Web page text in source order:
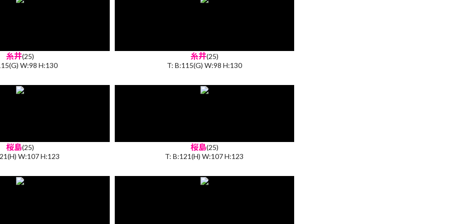
糸井(25)
W:98 H:130
糸井(25)
T: B:115(G) W:98 H:130
桜島(25)
W:107 H:123
桜島(25)
T: B:121(H) W:107 H:123